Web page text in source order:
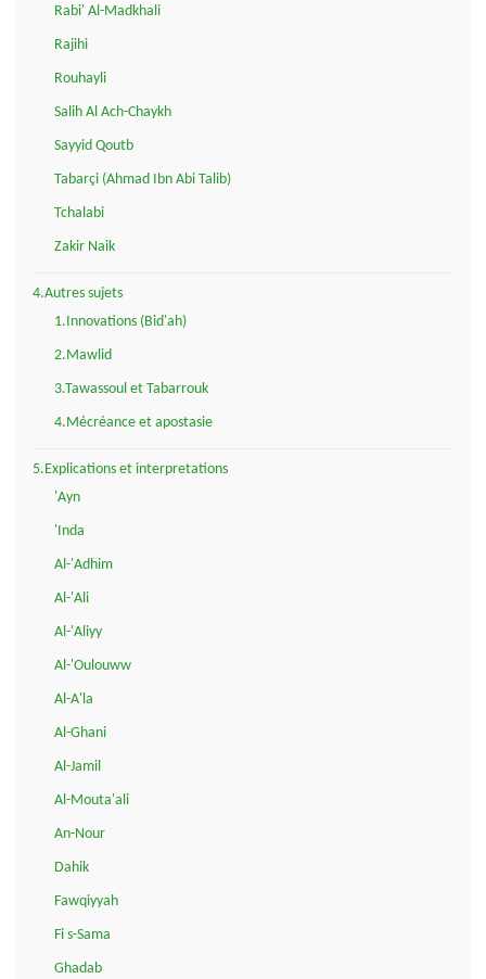
Rabi' Al-Madkhali
Rajihi
Rouhayli
Salih Al Ach-Chaykh
Sayyid Qoutb
Tabarçi (Ahmad Ibn Abi Talib)
Tchalabi
Zakir Naik
4.Autres sujets
1.Innovations (Bid'ah)
2.Mawlid
3.Tawassoul et Tabarrouk
4.Mécréance et apostasie
5.Explications et interpretations
'Ayn
'Inda
Al-'Adhim
Al-'Ali
Al-'Aliyy
Al-'Oulouww
Al-A'la
Al-Ghani
Al-Jamil
Al-Mouta'ali
An-Nour
Dahik
Fawqiyyah
Fi s-Sama
Ghadab